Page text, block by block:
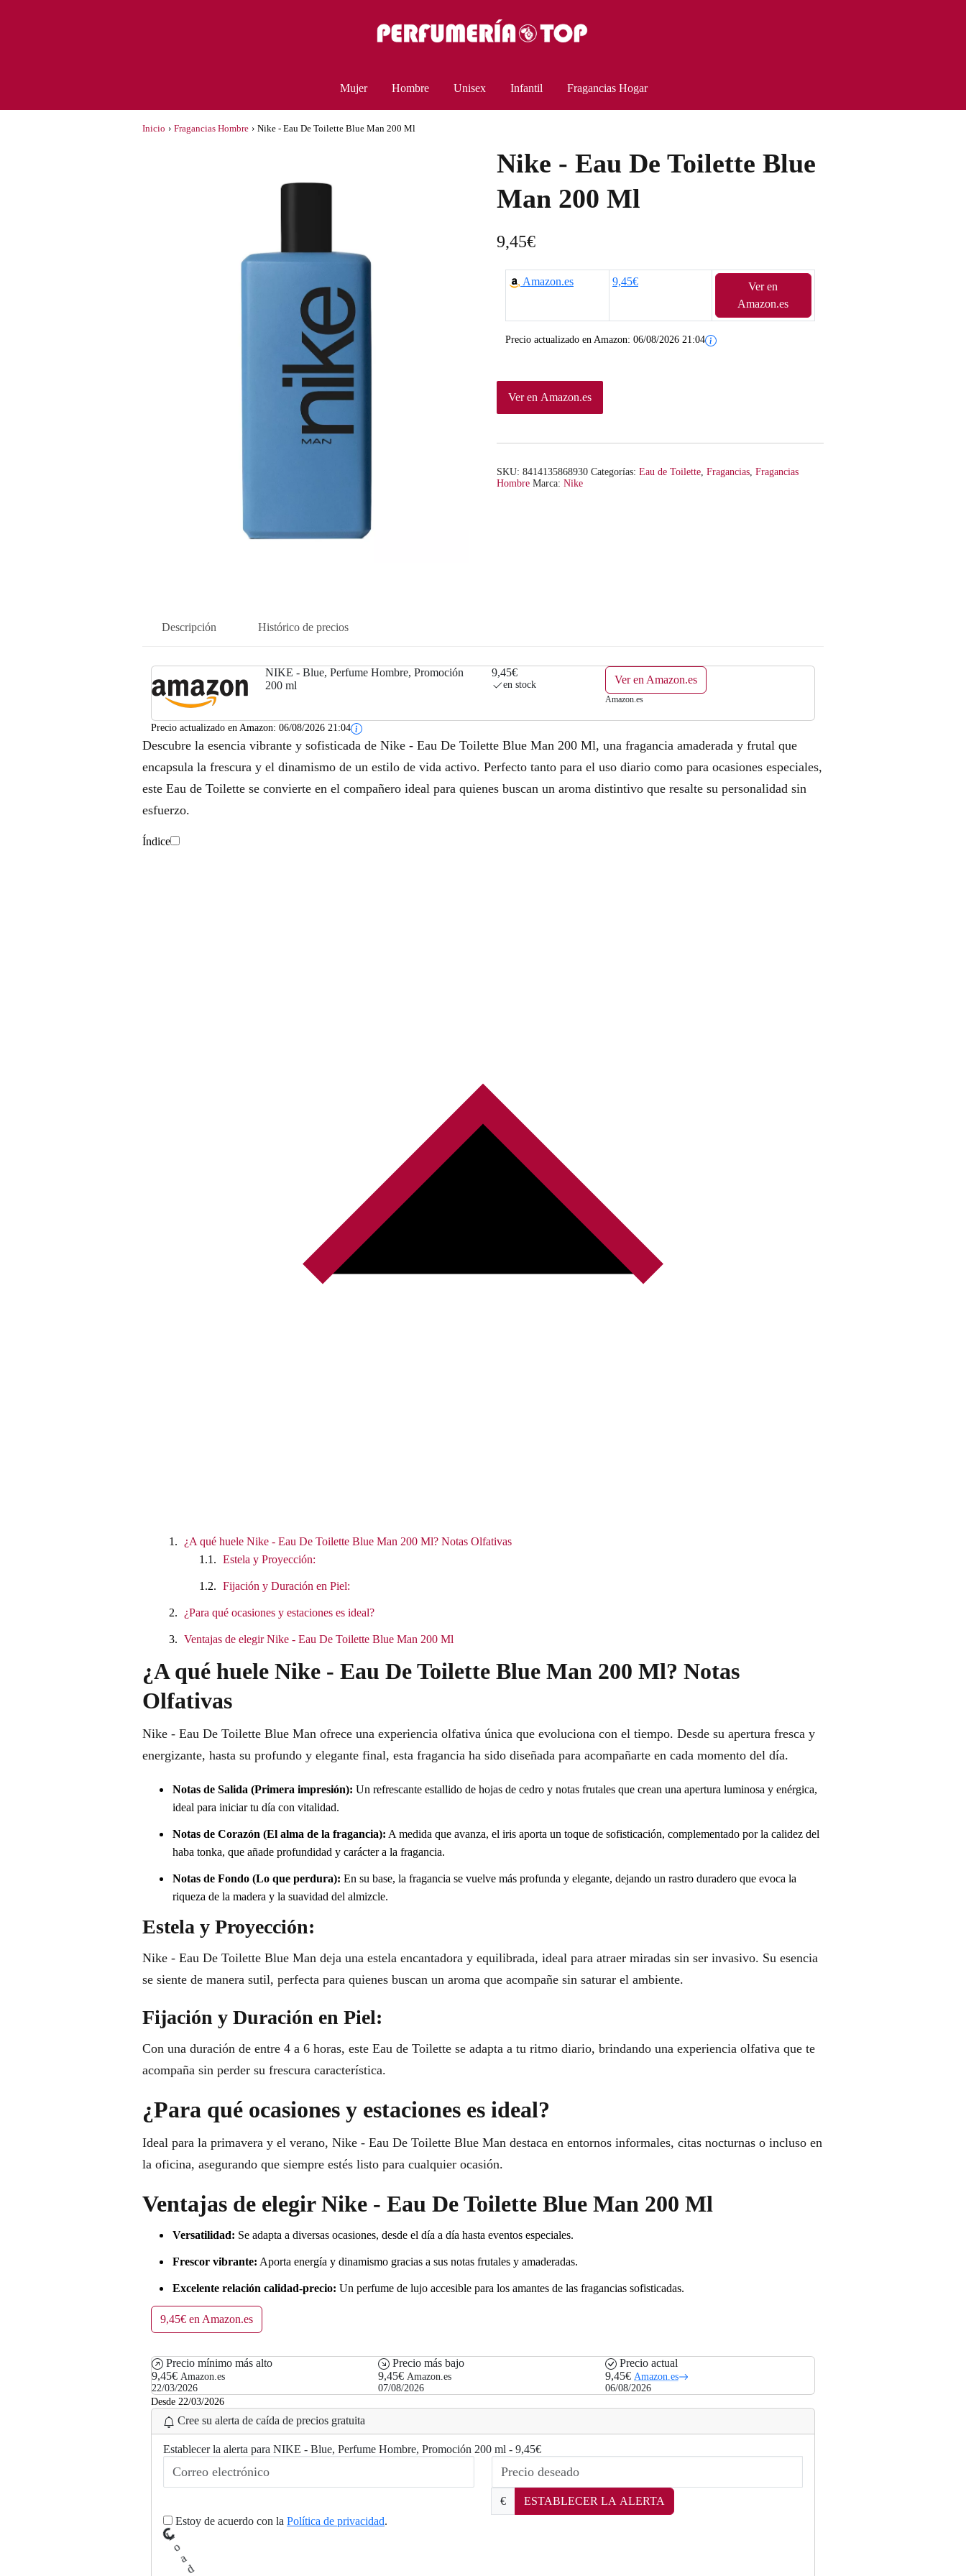
Mujer Hombre Unisex Infantil Fragancias Hogar
Inicio › Fragancias Hombre › Nike - Eau De Toilette Blue Man 200 Ml
Nike - Eau De Toilette Blue
Man 200 Ml
9,45€
Amazon.es 9,45€
Ver en
Amazon.es
Precio actualizado en Amazon: 06/08/2026 21:04
Ver en Amazon.es
SKU: 8414135868930 Categorías: Eau de Toilette, Fragancias, Fragancias
Hombre Marca: Nike
Descripción Histórico de precios
NIKE - Blue, Perfume Hombre, Promoción
200 ml
9,45€
en stock Ver en Amazon.es
Amazon.es
Precio actualizado en Amazon: 06/08/2026 21:04
Descubre la esencia vibrante y sofisticada de Nike - Eau De Toilette Blue Man 200 Ml, una fragancia amaderada y frutal que
encapsula la frescura y el dinamismo de un estilo de vida activo. Perfecto tanto para el uso diario como para ocasiones especiales,
este Eau de Toilette se convierte en el compañero ideal para quienes buscan un aroma distintivo que resalte su personalidad sin
esfuerzo.
Índice
¿A qué huele Nike - Eau De Toilette Blue Man 200 Ml? Notas Olfativas
Estela y Proyección:
Fijación y Duración en Piel:
¿Para qué ocasiones y estaciones es ideal?
Ventajas de elegir Nike - Eau De Toilette Blue Man 200 Ml
¿A qué huele Nike - Eau De Toilette Blue Man 200 Ml? Notas
Olfativas
Nike - Eau De Toilette Blue Man ofrece una experiencia olfativa única que evoluciona con el tiempo. Desde su apertura fresca y
energizante, hasta su profundo y elegante final, esta fragancia ha sido diseñada para acompañarte en cada momento del día.
Notas de Salida (Primera impresión): Un refrescante estallido de hojas de cedro y notas frutales que crean una apertura luminosa y enérgica,
ideal para iniciar tu día con vitalidad.
Notas de Corazón (El alma de la fragancia): A medida que avanza, el iris aporta un toque de sofisticación, complementado por la calidez del
haba tonka, que añade profundidad y carácter a la fragancia.
Notas de Fondo (Lo que perdura): En su base, la fragancia se vuelve más profunda y elegante, dejando un rastro duradero que evoca la
riqueza de la madera y la suavidad del almizcle.
Estela y Proyección:
Nike - Eau De Toilette Blue Man deja una estela encantadora y equilibrada, ideal para atraer miradas sin ser invasivo. Su esencia
se siente de manera sutil, perfecta para quienes buscan un aroma que acompañe sin saturar el ambiente.
Fijación y Duración en Piel:
Con una duración de entre 4 a 6 horas, este Eau de Toilette se adapta a tu ritmo diario, brindando una experiencia olfativa que te
acompaña sin perder su frescura característica.
¿Para qué ocasiones y estaciones es ideal?
Ideal para la primavera y el verano, Nike - Eau De Toilette Blue Man destaca en entornos informales, citas nocturnas o incluso en
la oficina, asegurando que siempre estés listo para cualquier ocasión.
Ventajas de elegir Nike - Eau De Toilette Blue Man 200 Ml
Versatilidad: Se adapta a diversas ocasiones, desde el día a día hasta eventos especiales.
Frescor vibrante: Aporta energía y dinamismo gracias a sus notas frutales y amaderadas.
Excelente relación calidad-precio: Un perfume de lujo accesible para los amantes de las fragancias sofisticadas.
9,45€ en Amazon.es
Precio mínimo más alto
9,45€ Amazon.es
22/03/2026
Precio más bajo
9,45€ Amazon.es
07/08/2026
Precio actual
9,45€ Amazon.es
06/08/2026
Desde 22/03/2026
Cree su alerta de caída de precios gratuita
Establecer la alerta para NIKE - Blue, Perfume Hombre, Promoción 200 ml - 9,45€
€
ESTABLECER LA ALERTA
Estoy de acuerdo con la Política de privacidad.
L
.